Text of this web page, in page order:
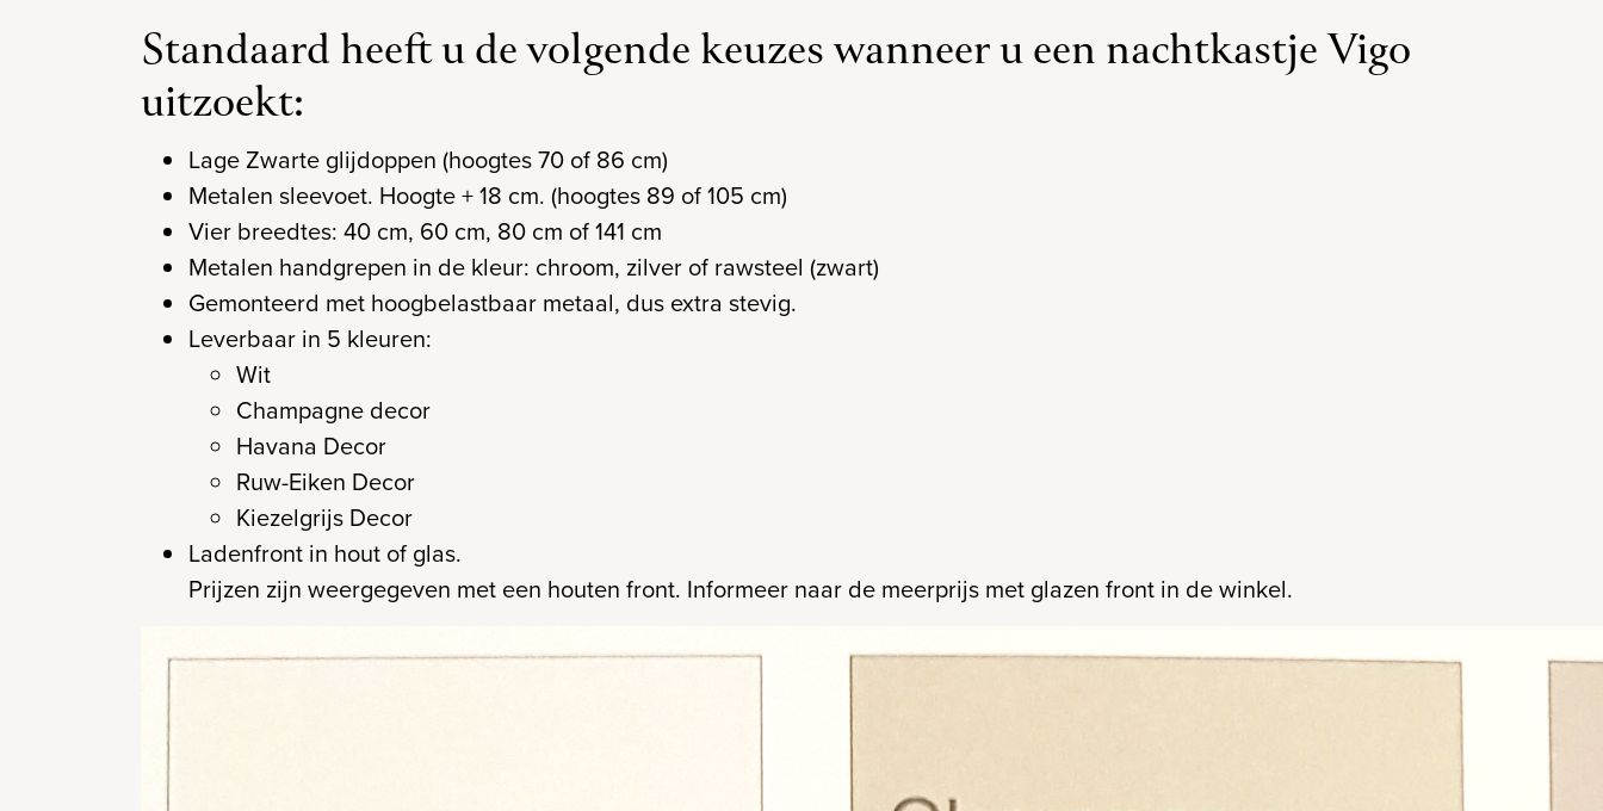
Standaard heeft u de volgende keuzes wanneer u een nachtkastje Vigo
uitzoekt:
Lage Zwarte glijdoppen (hoogtes 70 of 86 cm)
Metalen sleevoet. Hoogte + 18 cm. (hoogtes 89 of 105 cm)
Vier breedtes: 40 cm, 60 cm, 80 cm of 141 cm
Metalen handgrepen in de kleur: chroom, zilver of rawsteel (zwart)
Gemonteerd met hoogbelastbaar metaal, dus extra stevig.
Leverbaar in 5 kleuren:
Wit
Champagne decor
Havana Decor
Ruw-Eiken Decor
Kiezelgrijs Decor
Ladenfront in hout of glas.
Prijzen zijn weergegeven met een houten front. Informeer naar de meerprijs met glazen front in de winkel.